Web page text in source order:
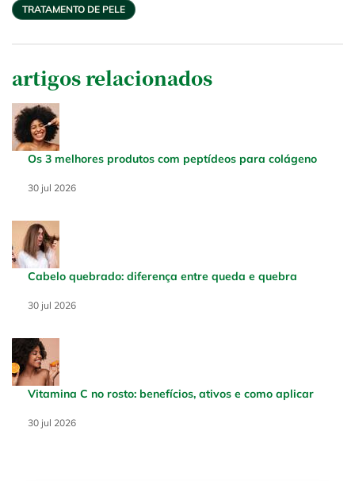
TRATAMENTO DE PELE
artigos relacionados
Os 3 melhores produtos com peptídeos para colágeno
Creation Date:
30 jul 2026
Update Date:
Cabelo quebrado: diferença entre queda e quebra
Creation Date:
30 jul 2026
Update Date:
Vitamina C no rosto: benefícios, ativos e como aplicar
Creation Date:
30 jul 2026
Update Date: